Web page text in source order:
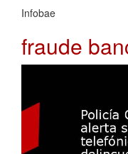
Infobae
fraude